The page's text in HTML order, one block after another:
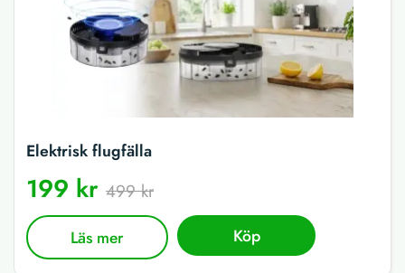
Elektrisk flugfälla
199 kr 499 kr
Läs mer Köp